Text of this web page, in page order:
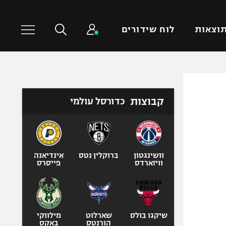
תוצאות לוח שידורים
טניס
כדורעף
אגרוף
ספורט אולימפי
קבוצות כדורסל עולמי
וושינגטון
וויזארדס
ברוקלין נטס
אינדיאנה
פייסרס
שיקגו בולס
שארלוט
הורנטס
מילווקי
באקס